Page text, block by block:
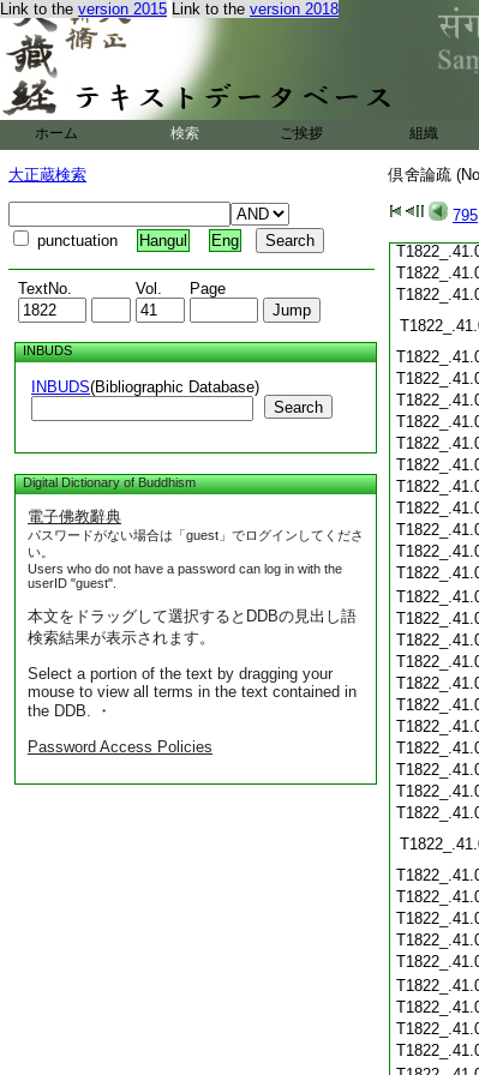
Link to the version 2015 Link to the version 2018
ホーム 検索 ご挨拶 組織
大正蔵検索
punctuation Hangul Eng
TextNo. Vol. Page
INBUDS
INBUDS(Bibliographic Database)
Search
Digital Dictionary of Buddhism
電子佛教辭典
パスワードがない場合は「guest」でログインしてくださ
い。
Users who do not have a password can log in with the
userID "guest".
本文をドラッグして選択するとDDBの見出し語
検索結果が表示されます。
Select a portion of the text by dragging your
mouse to view all terms in the text contained in
the DDB. ・
Password Access Policies
倶舍論疏
795